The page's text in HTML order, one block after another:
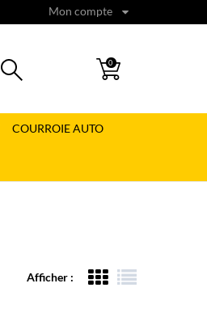
Mon compte
0
COURROIE AUTO
Afficher :